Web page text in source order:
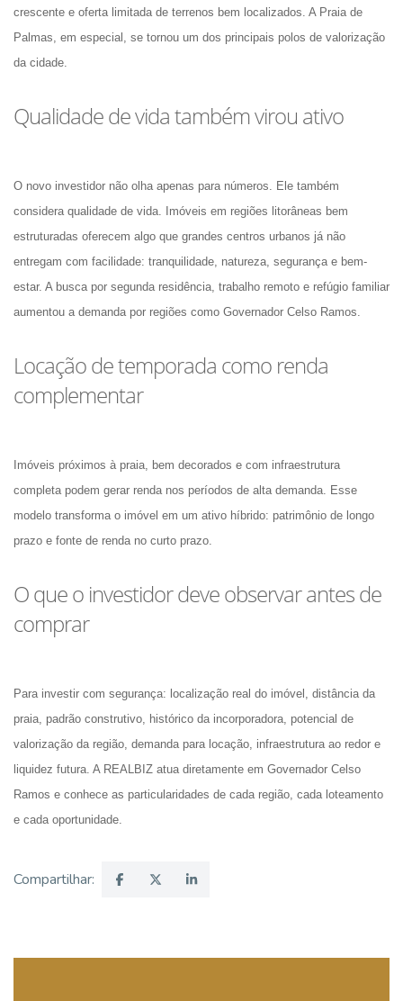
crescente e oferta limitada de terrenos bem localizados. A Praia de
Palmas, em especial, se tornou um dos principais polos de valorização
da cidade.
Qualidade de vida também virou ativo
O novo investidor não olha apenas para números. Ele também
considera qualidade de vida. Imóveis em regiões litorâneas bem
estruturadas oferecem algo que grandes centros urbanos já não
entregam com facilidade: tranquilidade, natureza, segurança e bem-
estar. A busca por segunda residência, trabalho remoto e refúgio familiar
aumentou a demanda por regiões como Governador Celso Ramos.
Locação de temporada como renda
complementar
Imóveis próximos à praia, bem decorados e com infraestrutura
completa podem gerar renda nos períodos de alta demanda. Esse
modelo transforma o imóvel em um ativo híbrido: patrimônio de longo
prazo e fonte de renda no curto prazo.
O que o investidor deve observar antes de
comprar
Para investir com segurança: localização real do imóvel, distância da
praia, padrão construtivo, histórico da incorporadora, potencial de
valorização da região, demanda para locação, infraestrutura ao redor e
liquidez futura. A REALBIZ atua diretamente em Governador Celso
Ramos e conhece as particularidades de cada região, cada loteamento
e cada oportunidade.
Compartilhar: